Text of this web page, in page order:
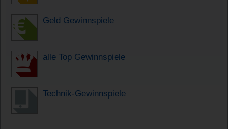
Geld Gewinnspiele
alle Top Gewinnspiele
Technik-Gewinnspiele